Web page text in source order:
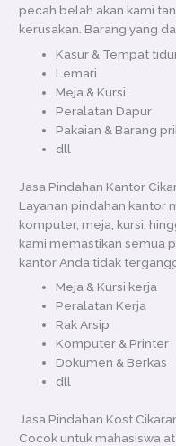
pecah belah akan kami
kerusakan. Barang yang
Kasur & Tempat
Lemari
Meja & Kursi
Peralatan Dapur
Pakaian & Barang
dll
Jasa Pindahan Kantor
Layanan pindahan kantor
komputer, meja, kursi,
kami memastikan semua
kantor Anda tidak
Meja & Kursi kerja
Peralatan Kerja
Rak Arsip
Komputer & Printer
Dokumen & Berkas
dll
Jasa Pindahan Kost
Cocok untuk mahasiswa